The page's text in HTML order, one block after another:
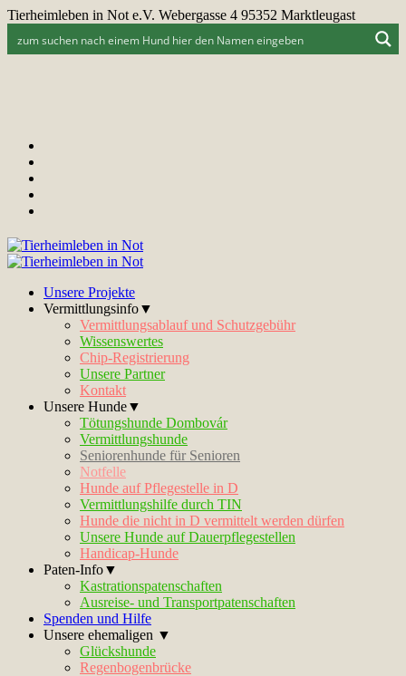
Tierheimleben in Not e.V. Webergasse 4 95352 Marktleugast
Unsere Projekte
Vermittlungsinfo▼
Vermittlungsablauf und Schutzgebühr
Wissenswertes
Chip-Registrierung
Unsere Partner
Kontakt
Unsere Hunde▼
Tötungshunde Dombovár
Vermittlungshunde
Seniorenhunde für Senioren
Notfelle
Hunde auf Pflegestelle in D
Vermittlungshilfe durch TIN
Hunde die nicht in D vermittelt werden dürfen
Unsere Hunde auf Dauerpflegestellen
Handicap-Hunde
Paten-Info▼
Kastrationspatenschaften
Ausreise- und Transportpatenschaften
Spenden und Hilfe
Unsere ehemaligen ▼
Glückshunde
Regenbogenbrücke